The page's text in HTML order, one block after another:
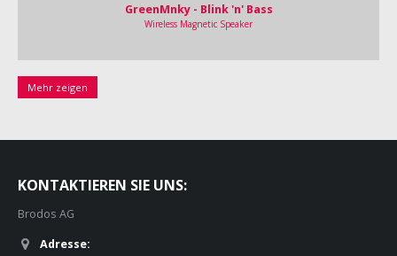
GreenMnky - Blink 'n' Bass
Wireless Magnetic Speaker
Mehr zeigen
KONTAKTIEREN SIE UNS:
Brodos AG
Adresse: